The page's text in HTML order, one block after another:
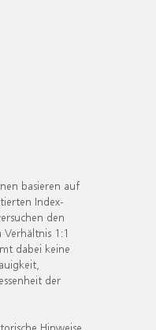
basieren auf
Index-
den
1:1
dabei keine
der